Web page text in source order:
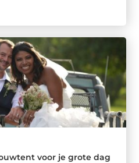
voor je grote dag